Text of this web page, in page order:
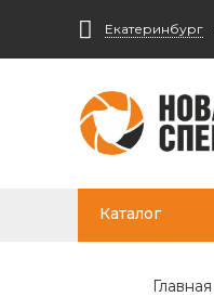
Екатеринбург
Каталог
Главная